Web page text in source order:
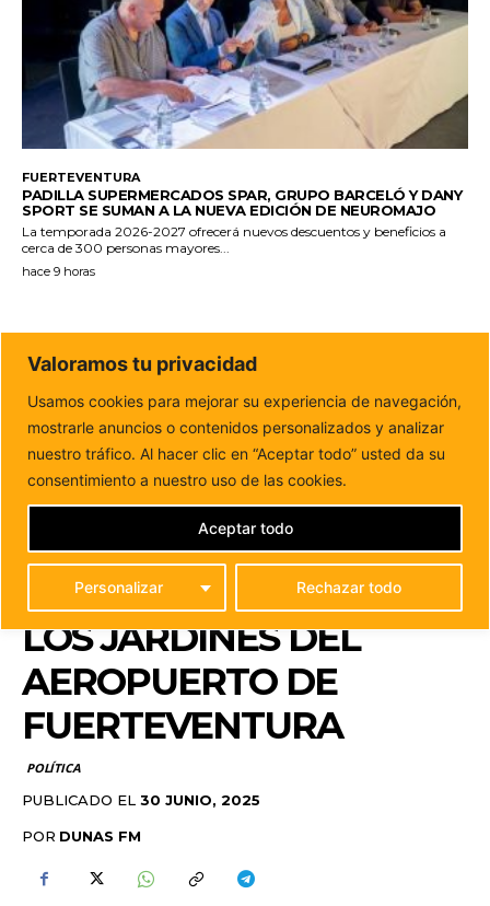
FUERTEVENTURA
PADILLA SUPERMERCADOS SPAR, GRUPO BARCELÓ Y DANY
SPORT SE SUMAN A LA NUEVA EDICIÓN DE NEUROMAJO
La temporada 2026-2027 ofrecerá nuevos descuentos y beneficios a
cerca de 300 personas mayores...
hace 9 horas